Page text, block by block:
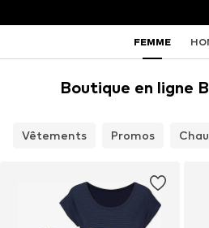
FEMME
Boutique en ligne
Vêtements Promos